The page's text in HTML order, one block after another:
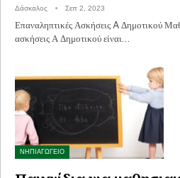
Δάσκαλος Σεπ 2, 2023
Επαναληπτικές Ασκήσεις A Δημοτικού
ασκήσεις Α Δημοτικού είναι…
ΝΗΠΙΑΓΩΓΕΙΟ